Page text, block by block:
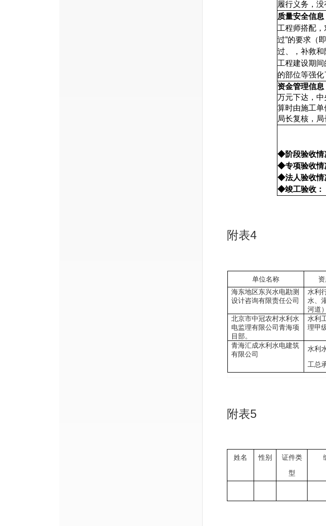
履行义务，没
质量安全信息
工程师搭配
过”的要求（
过、，补救
工程建设期
的部位等强化
资金管理信息
万元下达，
算时由施工
局长复核，局
◆阶段验收情
◆专项验收情
◆法人验收情
◆竣工验收：
附表4
单位名称
海东地区东兴水电勘测
设计咨询有限责任公司
水利
水、
河道
北京市中冠农村水利水
电监理有限公司青海项
目部。
水利
理甲
青海汇成水利水电建筑
有限公司
水利
工总
附表5
姓名 性别
证件类
型